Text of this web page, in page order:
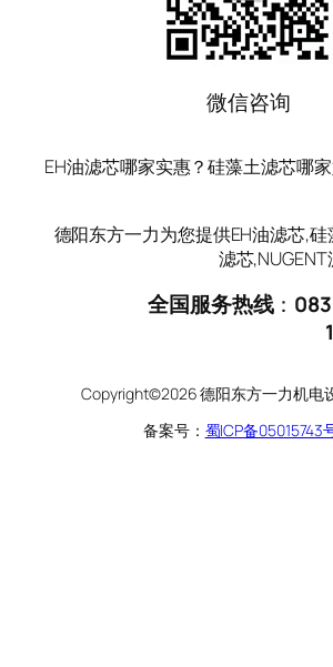
微信咨询
EH油滤芯哪家实惠？硅藻土滤芯哪
德阳东方一力为您提供EH油滤芯,
滤芯
全国服务热线：
Copyright©2026 德阳东方一力机电
备案号： 蜀ICP备05015743